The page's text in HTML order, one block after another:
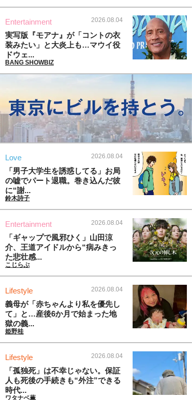
Entertainment 2026.08.04
実写版『モアナ』が「コントの衣
装みたい」と大炎上も…マウイ役
ドウェ...
BANG SHOWBIZ
Love 2026.08.04
「男子大学生を誘惑してる」お局
の嘘でパート退職。巻き込んだ彼
に“謝...
鈴木詩子
Entertainment 2026.08.04
「ギャップで風邪ひく」山田涼
介、王道アイドルから“病みきっ
た悲壮感...
こじらぶ
Lifestyle 2026.08.04
義母が「赤ちゃんより私を優先し
て」と…産後6か月で始まった地
獄の義...
姫野桂
Lifestyle 2026.08.04
「孤独死」は不幸じゃない。保証
人も死後の手続きも“外注”できる
時代...
ワタナベ薫